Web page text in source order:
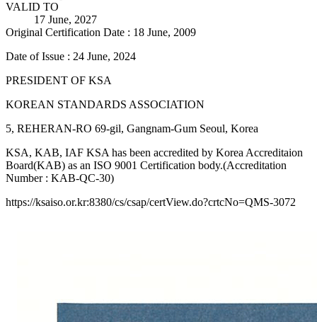
VALID TO
17 June, 2027
Original Certification Date : 18 June, 2009
Date of Issue : 24 June, 2024
PRESIDENT OF KSA
KOREAN STANDARDS ASSOCIATION
5, REHERAN-RO 69-gil, Gangnam-Gum Seoul, Korea
KSA, KAB, IAF KSA has been accredited by Korea Accreditaion
Board(KAB) as an ISO 9001 Certification body.(Accreditation
Number : KAB-QC-30)
https://ksaiso.or.kr:8380/cs/csap/certView.do?crtcNo=QMS-3072